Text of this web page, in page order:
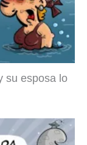
su esposa lo